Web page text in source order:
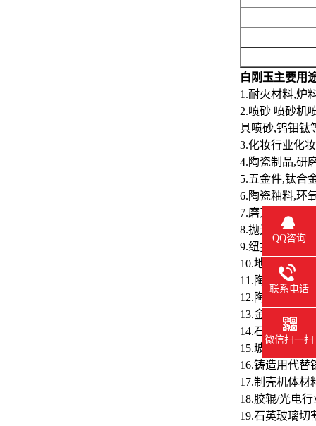
白刚玉主要用
1.耐火材料,炉
2.喷砂 喷砂机
具喷砂,钨钼钛
3.化妆行业化
4.陶瓷制品,研
5.五金件,钛合
6.陶瓷釉料,环
7.磨刀石,研磨
8.抛光蜡,抛光
9.纽扣,手机壳,
10.地坪,胶粘
11.陶瓷过滤板
12.陶瓷分离膜
13.金刚石砂轮
14.石材抛光轮
15.玻璃钢格栅
16.铸造用代替
17.制壳机体材
18.胶辊/光电
19.石英玻璃切
QQ咨询
联系电话
微信扫一扫